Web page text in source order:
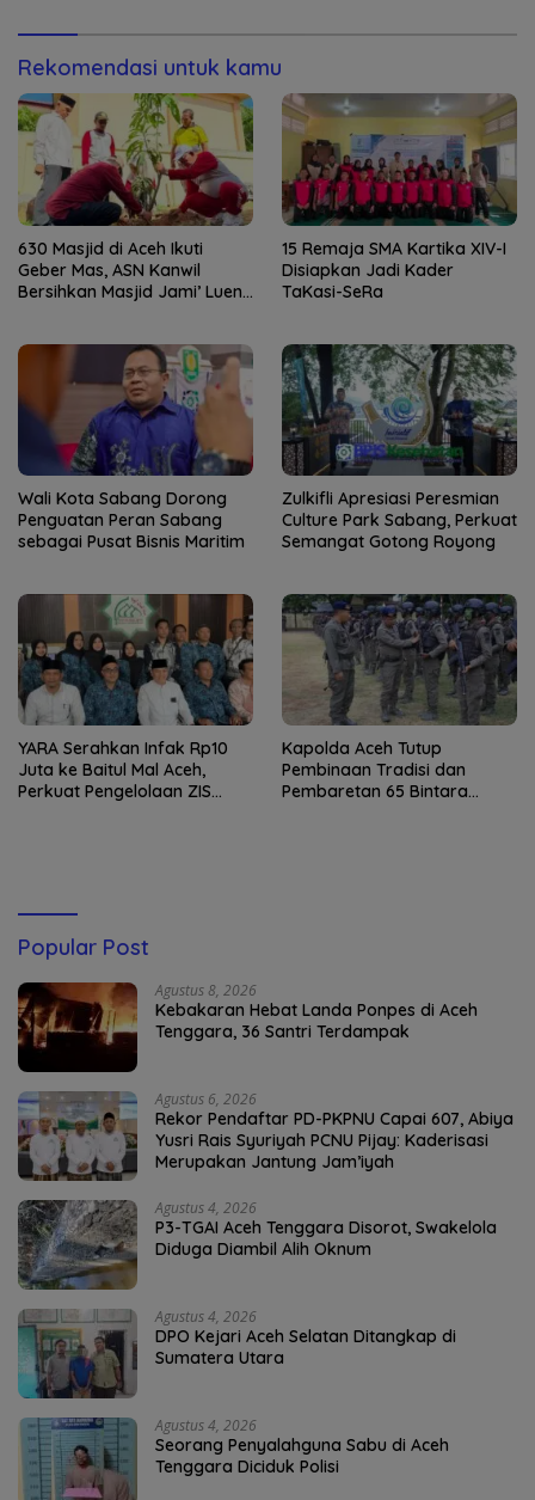
Rekomendasi untuk kamu
630 Masjid di Aceh Ikuti
Geber Mas, ASN Kanwil
Bersihkan Masjid Jami’ Lueng
15 Remaja SMA Kartika XIV-I
Disiapkan Jadi Kader
TaKasi-SeRa
Wali Kota Sabang Dorong
Penguatan Peran Sabang
sebagai Pusat Bisnis Maritim
Zulkifli Apresiasi Peresmian
Culture Park Sabang, Perkuat
Semangat Gotong Royong
YARA Serahkan Infak Rp10
Juta ke Baitul Mal Aceh,
Perkuat Pengelolaan ZIS
Kapolda Aceh Tutup
Pembinaan Tradisi dan
Pembaretan 65 Bintara
Popular Post
Agustus 8, 2026
Kebakaran Hebat Landa Ponpes di Aceh
Tenggara, 36 Santri Terdampak
Agustus 6, 2026
Rekor Pendaftar PD-PKPNU Capai 607, Abiya
Yusri Rais Syuriyah PCNU Pijay: Kaderisasi
Merupakan Jantung Jam’iyah
Agustus 4, 2026
P3-TGAI Aceh Tenggara Disorot, Swakelola
Diduga Diambil Alih Oknum
Agustus 4, 2026
DPO Kejari Aceh Selatan Ditangkap di
Sumatera Utara
Agustus 4, 2026
Seorang Penyalahguna Sabu di Aceh
Tenggara Diciduk Polisi